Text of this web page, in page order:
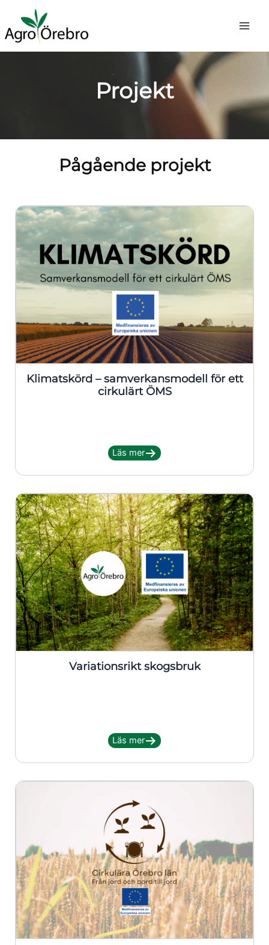
innehåll
Projekt
Pågående projekt
Klimatskörd – samverkansmodell för ett
cirkulärt ÖMS
Läs mer
Variationsrikt skogsbruk
Läs mer